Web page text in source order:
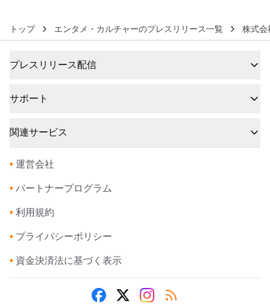
トップ エンタメ・カルチャーのプレスリリース一覧 株式会
プレスリリース配信
サポート
関連サービス
• 運営会社
• パートナープログラム
• 利用規約
• プライバシーポリシー
• 資金決済法に基づく表示